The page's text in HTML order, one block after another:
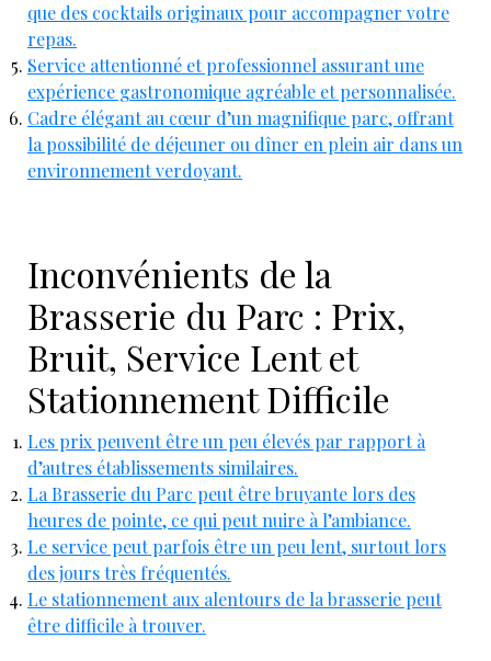
que des cocktails originaux pour accompagner votre
repas.
Service attentionné et professionnel assurant une
expérience gastronomique agréable et personnalisée.
Cadre élégant au cœur d’un magnifique parc, offrant
la possibilité de déjeuner ou dîner en plein air dans un
environnement verdoyant.
Inconvénients de la
Brasserie du Parc : Prix,
Bruit, Service Lent et
Stationnement Difficile
Les prix peuvent être un peu élevés par rapport à
d’autres établissements similaires.
La Brasserie du Parc peut être bruyante lors des
heures de pointe, ce qui peut nuire à l’ambiance.
Le service peut parfois être un peu lent, surtout lors
des jours très fréquentés.
Le stationnement aux alentours de la brasserie peut
être difficile à trouver.